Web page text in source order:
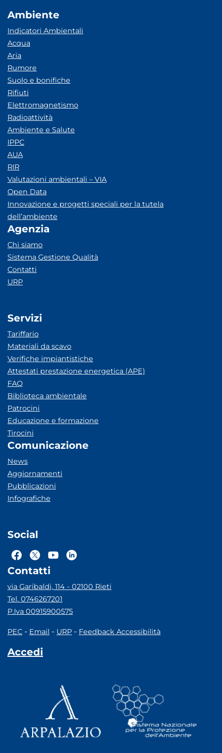
Ambiente
Indicatori Ambientali
Acqua
Aria
Rumore
Suolo e bonifiche
Rifiuti
Elettromagnetismo
Radioattività
Ambiente e Salute
IPPC
AUA
RIR
Valutazioni ambientali – VIA
Open Data
Innovazione e progetti speciali per la tutela
dell’ambiente
Agenzia
Chi siamo
Sistema Gestione Qualità
Contatti
URP
Servizi
Tariffario
Materiali da scavo
Verifiche impiantistiche
Attestati prestazione energetica (APE)
FAQ
Biblioteca ambientale
Patrocini
Educazione e formazione
Tirocini
Comunicazione
News
Aggiornamenti
Pubblicazioni
Infografiche
Social
Contatti
via Garibaldi, 114 - 02100 Rieti
Tel. 0746267201
P.Iva 00915900575
PEC - Email - URP - Feedback Accessibilità
Accedi